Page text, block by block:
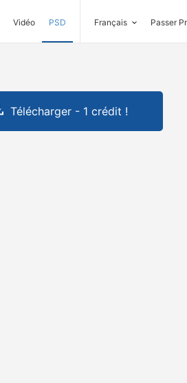
Vidéo PSD Français Passer
Télécharger - 1 crédit !